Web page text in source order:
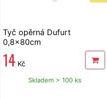
Tyč opěrná Dufurt
0,8x80cm
14 Kč
Skladem > 100 ks